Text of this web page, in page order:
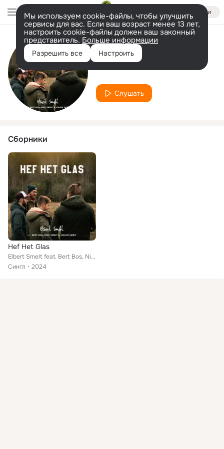
Войти
Мы используем cookie-файлы, чтобы улучшить
сервисы для вас. Если ваш возраст менее 13 лет,
настроить cookie-файлы должен ваш законный
представитель. Больше информации
Разрешить все Настроить
Исполнитель
Johan Smelt
Слушать
Сборники
Hef Het Glas
Elbert Smelt feat. Bert Bos, Niek Smelt, Johan Smelt
Сингл
2024